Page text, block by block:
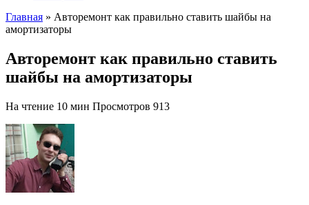
Главная » Авторемонт как правильно ставить шайбы на
амортизаторы
Авторемонт как правильно ставить
шайбы на амортизаторы
На чтение 10 мин Просмотров 913